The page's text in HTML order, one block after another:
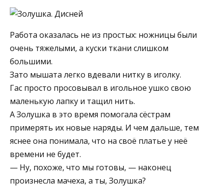
Работа оказалась не из простых: ножницы были
очень тяжелыми, а куски ткани слишком
большими.
Зато мышата легко вдевали нитку в иголку.
Гас просто просовывал в игольное ушко свою
маленькую лапку и тащил нить.
А Золушка в это время помогала сёстрам
примерять их новые наряды. И чем дальше, тем
яснее она понимала, что на своё платье у неё
времени не будет.
— Ну, похоже, что мы готовы, — наконец
произнесла мачеха, а ты, Золушка?